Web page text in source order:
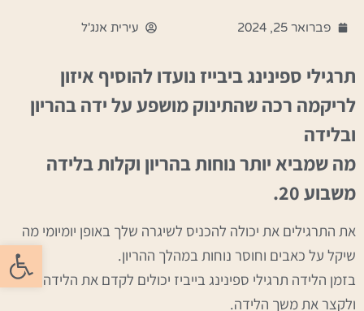
פתח
פברואר 25, 2024 עירית אנג'ל
תרגילי ספינינג ביבייז נועדו להוסיף איזון
לריקמה רכה שהתינוק מושפע על ידה בהריון
ובלידה
מה שמביא יותר נוחות בהריון וקלות בלידה
משבוע 20.
את התרגילים את יכולה להכניס לשיגרה שלך באופן יומיומי מה
שיקל על כאבים וחוסר נוחות במהלך ההריון.
בזמן הלידה תרגילי ספינינג בייביז יכולים לקדם את הלידה
ולקצר את משך הלידה.